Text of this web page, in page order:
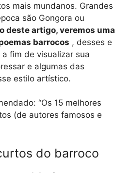
mais mundanos. Grandes
são Gongora ou
deste artigo, veremos uma
barrocos , desses e
fim de visualizar sua
e algumas das
estilo artístico.
“Os 15 melhores
(de autores famosos e
do barroco